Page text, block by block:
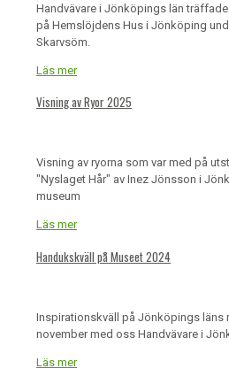
Handvävare i Jönköpings län
på Hemslöjdens Hus i Jönköping
Skarvsöm.
Läs mer
Visning av Ryor 2025
Visning av ryorna som var med på
"Nyslaget Hår" av Inez Jönsson i
museum
Läs mer
Handukskväll på Museet 2024
Inspirationskväll på Jönköpings läns
november med oss Handvävare i
Läs mer